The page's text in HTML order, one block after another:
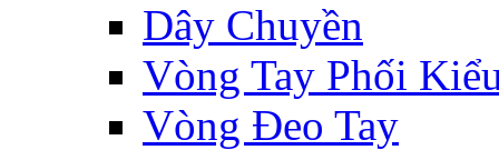
Dây Chuyền
Vòng Tay Phối
Vòng Đeo Tay